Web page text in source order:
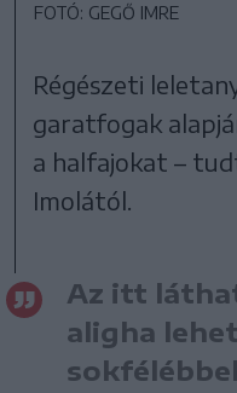
FOTÓ: GEGŐ IMRE
Régészeti
garatfogak
a halfajokat –
Imolától.
Az itt
aligha